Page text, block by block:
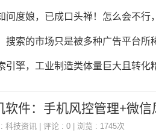
问度娘，已成口头禅！怎么会不
搜索的市场只是被多种广告平台
引擎，工业制造类体量巨大且转化
民更加友好，只要这世间还需要使
科技资讯 | 评论 : 0 | 浏览 : 1745次